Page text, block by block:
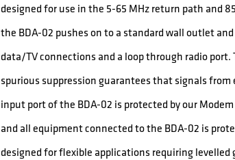
designed for use in the 5-65 MHz return path and
the BDA-02 pushes on to a standard wall outlet
data/TV connections and a loop through radio
spurious suppression guarantees that signals
input port of the BDA-02 is protected by our
and all equipment connected to the BDA-02 is
designed for flexible applications requiring